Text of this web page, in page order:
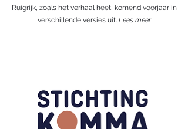
Ruigrijk, zoals het verhaal heet, komend voorjaar in
verschillende versies uit. Lees meer